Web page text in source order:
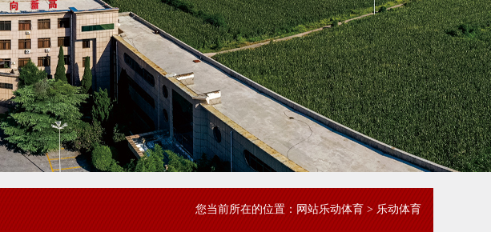
您当前所在的位置： 网站乐动体育 >乐动体育